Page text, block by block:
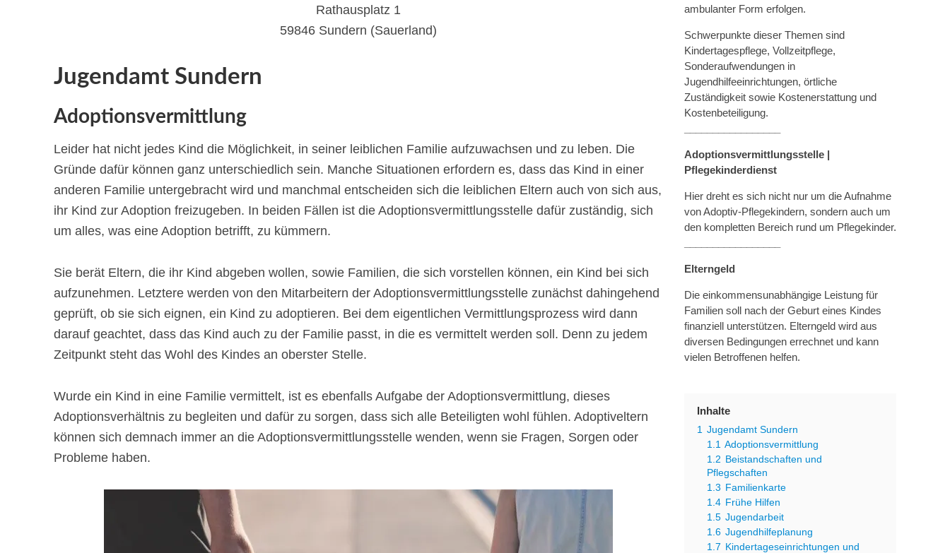
Rathausplatz 1
59846 Sundern (Sauerland)
Jugendamt Sundern
Adoptionsvermittlung
Leider hat nicht jedes Kind die Möglichkeit, in seiner leiblichen Familie aufzuwachsen und zu leben. Die
Gründe dafür können ganz unterschiedlich sein. Manche Situationen erfordern es, dass das Kind in einer
anderen Familie untergebracht wird und manchmal entscheiden sich die leiblichen Eltern auch von sich aus,
ihr Kind zur Adoption freizugeben. In beiden Fällen ist die Adoptionsvermittlungsstelle dafür zuständig, sich
um alles, was eine Adoption betrifft, zu kümmern.
Sie berät Eltern, die ihr Kind abgeben wollen, sowie Familien, die sich vorstellen können, ein Kind bei sich
aufzunehmen. Letztere werden von den Mitarbeitern der Adoptionsvermittlungsstelle zunächst dahingehend
geprüft, ob sie sich eignen, ein Kind zu adoptieren. Bei dem eigentlichen Vermittlungsprozess wird dann
darauf geachtet, dass das Kind auch zu der Familie passt, in die es vermittelt werden soll. Denn zu jedem
Zeitpunkt steht das Wohl des Kindes an oberster Stelle.
Wurde ein Kind in eine Familie vermittelt, ist es ebenfalls Aufgabe der Adoptionsvermittlung, dieses
Adoptionsverhältnis zu begleiten und dafür zu sorgen, dass sich alle Beteiligten wohl fühlen. Adoptiveltern
können sich demnach immer an die Adoptionsvermittlungsstelle wenden, wenn sie Fragen, Sorgen oder
Probleme haben.
ambulanter Form erfolgen.
Schwerpunkte dieser Themen sind
Kindertagespflege, Vollzeitpflege,
Sonderaufwendungen in
Jugendhilfeeinrichtungen, örtliche
Zuständigkeit sowie Kostenerstattung und
Kostenbeteiligung.
Adoptionsvermittlungsstelle |
Pflegekinderdienst
Hier dreht es sich nicht nur um die Aufnahme
von Adoptiv-Pflegekindern, sondern auch um
den kompletten Bereich rund um Pflegekinder.
Elterngeld
Die einkommensunabhängige Leistung für
Familien soll nach der Geburt eines Kindes
finanziell unterstützen. Elterngeld wird aus
diversen Bedingungen errechnet und kann
vielen Betroffenen helfen.
Inhalte
1 Jugendamt Sundern
1.1 Adoptionsvermittlung
1.2 Beistandschaften und
Pflegschaften
1.3 Familienkarte
1.4 Frühe Hilfen
1.5 Jugendarbeit
1.6 Jugendhilfeplanung
1.7 Kindertageseinrichtungen und